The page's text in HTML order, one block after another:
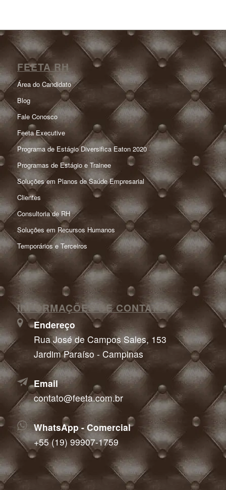
FEETA RH
Área do Candidato
Blog
Fale Conosco
Feeta Executive
Programa de Estágio Diversifica Eaton 2020
Programas de Estágio e Trainee
Soluções em Planos de Saúde Empresarial
Clientes
Consultoria de RH
Soluções em Recursos Humanos
Temporários e Terceiros
INFORMAÇÕES DE CONTATO
Endereço
Rua José de Campos Sales, 153
Jardim Paraíso - Campinas
Email
contato@feeta.com.br
WhatsApp - Comercial
+55 (19) 99907-1759